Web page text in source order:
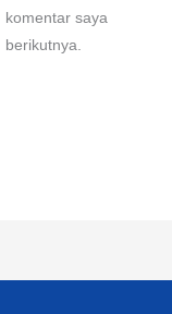
komentar saya
berikutnya.